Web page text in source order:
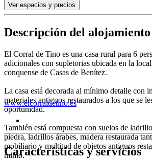
Ver espacios y precios
Descripción del alojamiento
El Corral de Tino es una casa rural para 6
adicionales con supletorias ubicada en la
conquense de Casas de Benítez.
La casa está decorada al mínimo detalle con
materiales antiguos restaurados a los que se
oportunidad.
También está compuesta con suelos de
piedra, ladrillos árabes, madera restaurada
mobiliario y multitud de objetos antiguos
mimo.
www.elcorraldetino.es
Características y servicios